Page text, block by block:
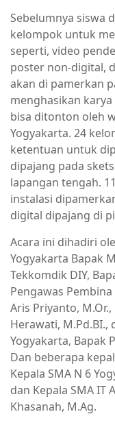
Sebelumnya siswa
kelompok untuk
seperti, video
poster non-digital,
akan di pamerkan
menghasikan
bisa ditonton oleh
Yogyakarta. 24
ketentuan untuk
dipajang pada
lapangan tengah.
instalasi
digital dipajang di
Acara ini dihadiri
Yogyakarta Bapak
Tekkomdik DIY,
Pengawas
Aris Priyanto,
Herawati, M.Pd.BI.,
Yogyakarta, Bapak
Dan beberapa
Kepala SMA N 6
dan Kepala SMA IT
Khasanah, M.Ag.